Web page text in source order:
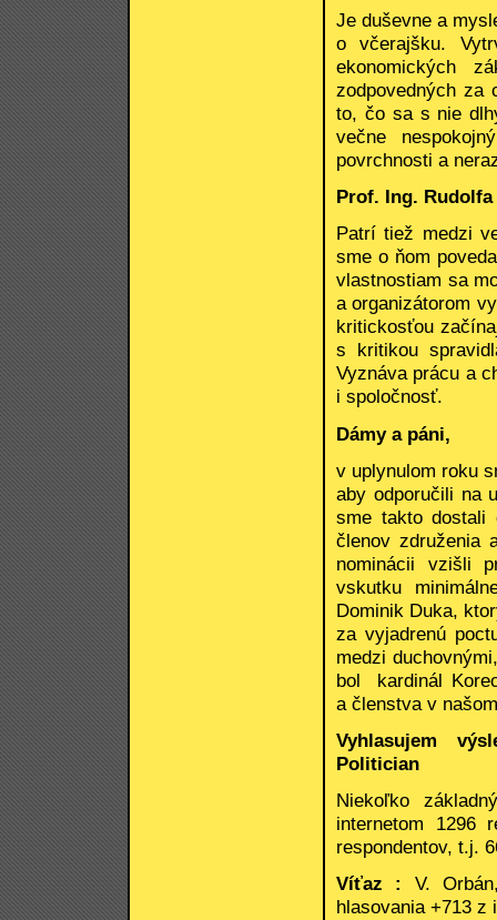
Je duševne a
o včerajšku.
ekonomických
zodpovedných za
to, čo sa s nie
večne
povrchnosti a
Prof. Ing. Rudolfa
Patrí tiež medzi
sme o ňom
vlastnostiam sa
a organizátorom
kritickosťou
s kritikou
Vyznáva prácu a
i spoločnosť.
Dámy a páni,
v uplynulom roku
aby odporučili na
sme takto dostali
členov združenia
nominácii vzišli
vskutku
Dominik Duka,
za vyjadrenú
medzi
bol kardinál
a členstva v
Vyhlasujem
Politician
Niekoľko
internetom 1296
respondentov, t.j.
Víťaz :
V.
hlasovania +713 z